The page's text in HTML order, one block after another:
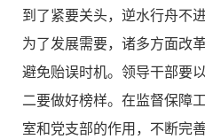
到了紧要关头，逆水行舟不
为了发展需要，诸多方面改
避免贻误时机。领导干部要
二要做好榜样。在监督保障
室和党支部的作用，不断完